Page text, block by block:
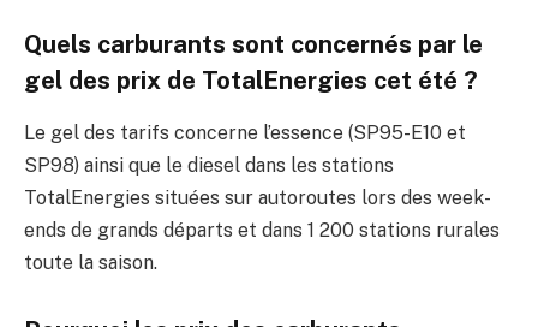
Quels carburants sont concernés par le
gel des prix de TotalEnergies cet été ?
Le gel des tarifs concerne l’essence (SP95-E10 et
SP98) ainsi que le diesel dans les stations
TotalEnergies situées sur autoroutes lors des week-
ends de grands départs et dans 1 200 stations rurales
toute la saison.